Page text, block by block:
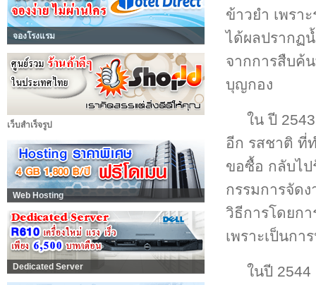
จองโรงแรม
เว็บสำเร็จรูป
Web Hosting
Dedicated Server
ข้าวยำ เพรา
ได้ผลปรากฏ
จากการสืบค้
บุญกอง
ใน ปี
อีก รสชาติ ที่
ขอซื้อ กลับไ
กรรมการจัด
วิธีการโดยก
เพราะเป็นก
ในปี